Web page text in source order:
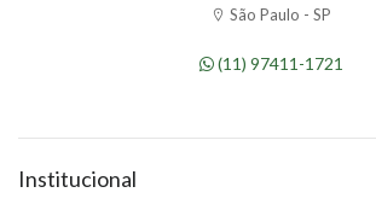
São Paulo - SP
(11) 97411-1721
Institucional